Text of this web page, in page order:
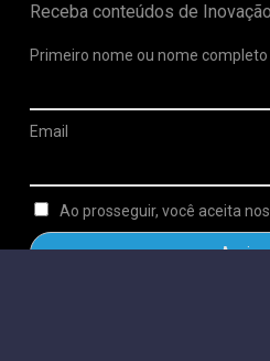
Receba conteúdos de
Primeiro nome ou nome completo
Email
Ao prosseguir, você aceita